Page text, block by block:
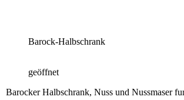
Barock-Halbschrank
geöffnet
Barocker Halbschrank, Nuss und Nussmaser